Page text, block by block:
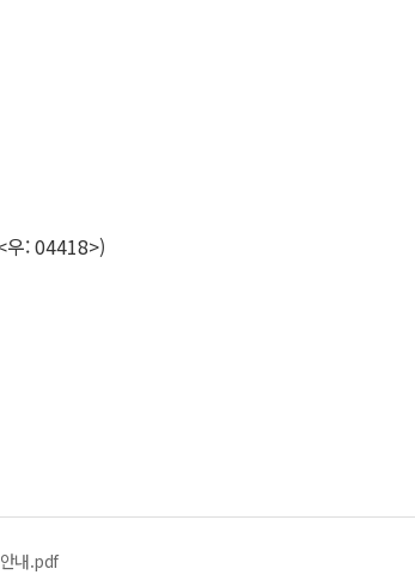
우: 04418>)
내.pdf